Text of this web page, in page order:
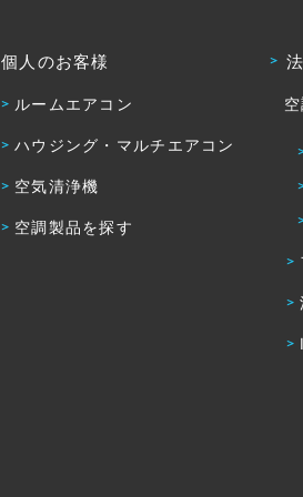
個人のお客様
ルームエアコン
ハウジング・マルチエアコン
空気清浄機
空調製品を探す